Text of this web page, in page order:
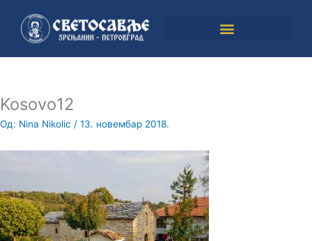
садржај
Kosovo12
Од: Nina Nikolic / 13. новембар 2018.